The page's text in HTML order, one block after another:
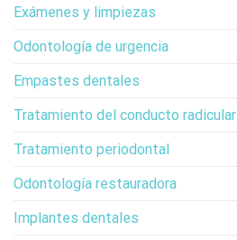
Exámenes y limpiezas
Odontología de urgencia
Empastes dentales
Tratamiento del conducto radicular
Tratamiento periodontal
Odontología restauradora
Implantes dentales